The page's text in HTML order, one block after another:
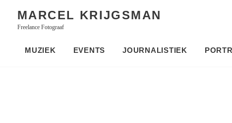
content
MARCEL KRIJGSMAN
Freelance Fotograaf
MUZIEK EVENTS JOURNALISTIEK